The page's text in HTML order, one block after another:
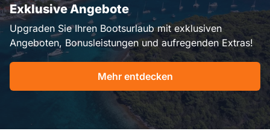
Exklusive Angebote
Upgraden Sie Ihren Bootsurlaub mit exklusiven
Angeboten, Bonusleistungen und aufregenden Extras!
Mehr entdecken